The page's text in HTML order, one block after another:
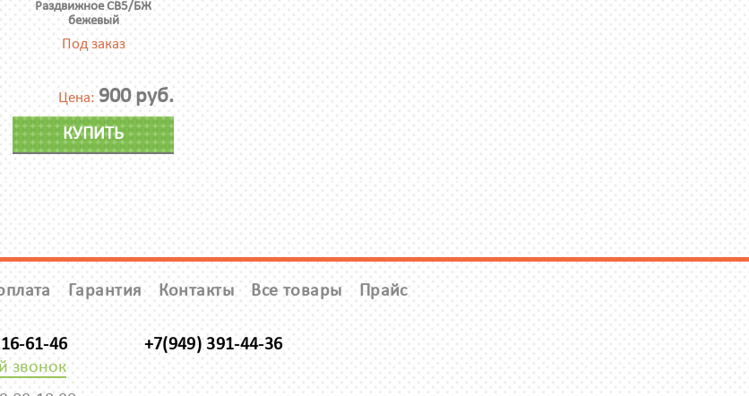
Раздвижное СВ5/БЖ
бежевый
Под заказ
Цена: 900 руб.
КУПИТЬ
Гарантия Контакты Все товары Прайс
61-46
+7(949) 391-44-36
звонок